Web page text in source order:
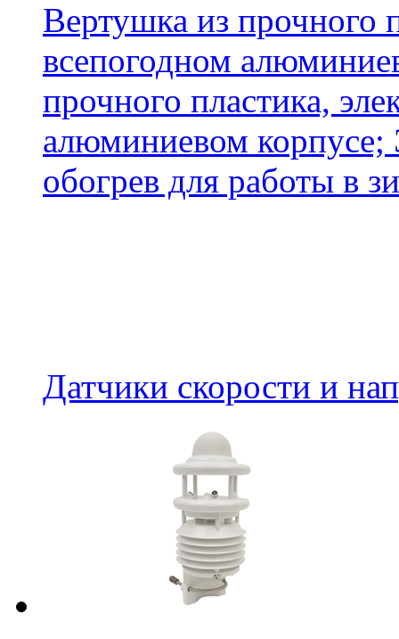
Вертушка из прочного
всепогодном
прочного пластика,
алюминиевом корпусе;
обогрев для работы в
Датчики скорости и